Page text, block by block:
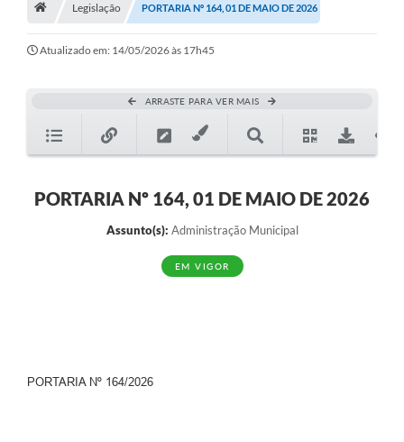
Galeria de Fotos
Ouvidoria
Obras
Legislação PORTARIA Nº 164, 01 DE MAIO DE 2026
Atualizado em: 14/05/2026 às 17h45
ARRASTE PARA VER MAIS
PORTARIA Nº 164, 01 DE MAIO DE 2026
Assunto(s): Administração Municipal
EM VIGOR
PORTARIA Nº 164/2026